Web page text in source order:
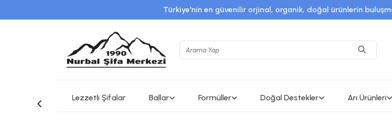
Türkiye'nin en güvenilir orjinal, organik, doğal ürünlerin
www.instagram.com/nurbalsifamerkezi / instagram adresimizden
Lezzetli Şifalar Ballar Formüller Doğal Destekler Arı Ürünleri